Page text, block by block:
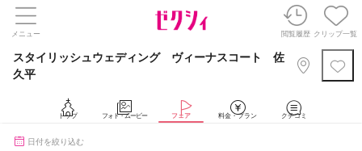
メニュー 閲覧履歴 クリップ一覧
スタイリッシュウェディング ヴィーナスコート 佐
久平
トップ フォト・ムービー フェア 料金・プラン クチコミ
日付を絞り込む